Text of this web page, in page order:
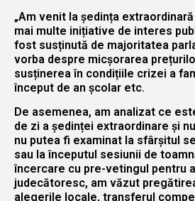
„Am venit la ședința
mai multe inițiative de interes
fost susținută de majoritatea
vorba despre micșorarea
susținerea în condițiile crizei a
început de an școlar etc.
De asemenea, am analizat ce
de zi a ședinței extraordinare și
nu putea fi examinat la sfârșitul
sau la începutul sesiunii de
încercare cu pre-vetingul pentru
judecătoresc, am văzut
alegerile locale, transferul